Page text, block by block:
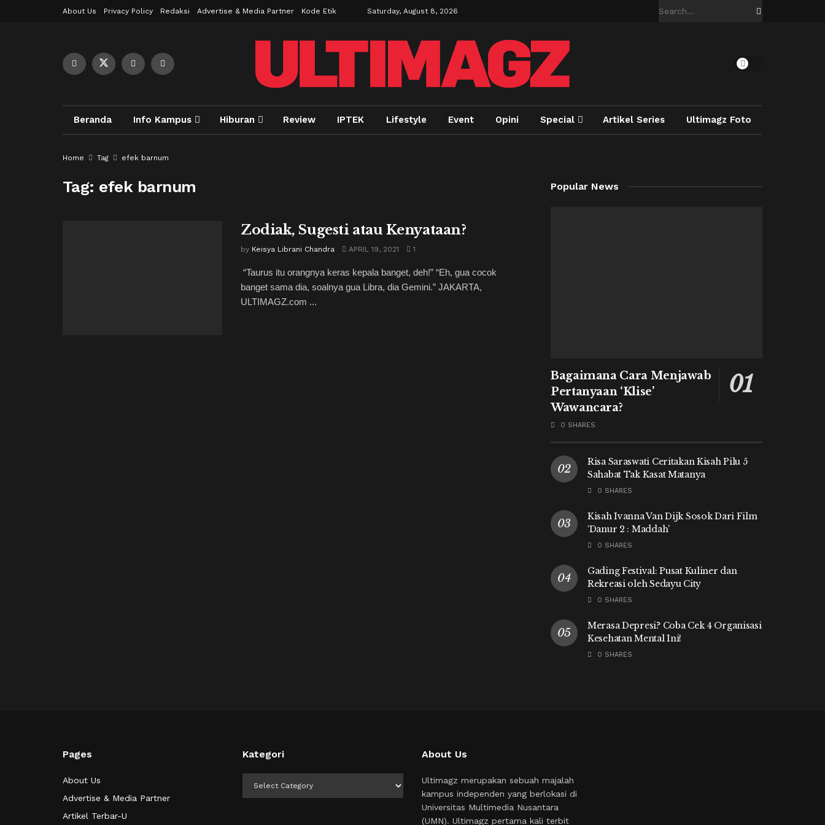
About Us Privacy Policy Redaksi Advertise & Media Partner Kode Etik Saturday, August 8, 2026
Beranda Info Kampus Hiburan Review IPTEK Lifestyle Event Opini Special Artikel Series Ultimagz Foto
Home Tag efek barnum
Tag: efek barnum
Zodiak, Sugesti atau Kenyataan?
by Keisya Librani Chandra APRIL 19, 2021 1
“Taurus itu orangnya keras kepala banget, deh!” “Eh, gua cocok
banget sama dia, soalnya gua Libra, dia Gemini.” JAKARTA,
ULTIMAGZ.com ...
Popular News
Bagaimana Cara Menjawab
Pertanyaan ‘Klise’
Wawancara?
0 SHARES
Risa Saraswati Ceritakan Kisah Pilu 5
Sahabat Tak Kasat Matanya
0 SHARES
Kisah Ivanna Van Dijk Sosok Dari Film
‘Danur 2 : Maddah’
0 SHARES
Gading Festival: Pusat Kuliner dan
Rekreasi oleh Sedayu City
0 SHARES
Merasa Depresi? Coba Cek 4 Organisasi
Kesehatan Mental Ini!
0 SHARES
Pages
About Us
Advertise & Media Partner
Artikel Terbar-U
Kategori About Us
Ultimagz merupakan sebuah majalah
kampus independen yang berlokasi di
Universitas Multimedia Nusantara
(UMN). Ultimagz pertama kali terbit